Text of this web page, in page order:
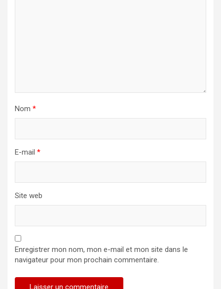
Nom *
E-mail *
Site web
Enregistrer mon nom, mon e-mail et mon site dans le
navigateur pour mon prochain commentaire.